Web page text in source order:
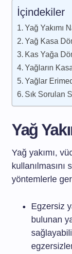
İçindekiler
Yağ Yakımı
Yağ Kasa
Kas Yağa
Yağların
Yağlar
Sık Sorulan
Yağ
Yağ yakımı,
kullanılmasını
yöntemlerle
Egzersiz
bulunan